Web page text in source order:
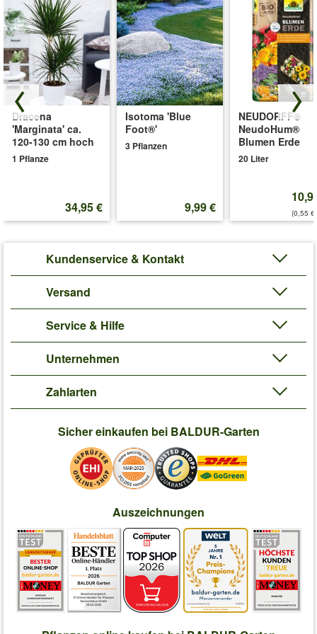
Dracena
'Marginata' ca.
120-130 cm hoch
1 Pflanze
34,95 €
Isotoma 'Blue
Foot®'
3 Pflanzen
9,99 €
NEUDORFF®
NeudoHum®
Blumen Erde
20 Liter
(0,55
Kundenservice & Kontakt
Versand
Service & Hilfe
Unternehmen
Zahlarten
Sicher einkaufen bei BALDUR-Garten
Auszeichnungen